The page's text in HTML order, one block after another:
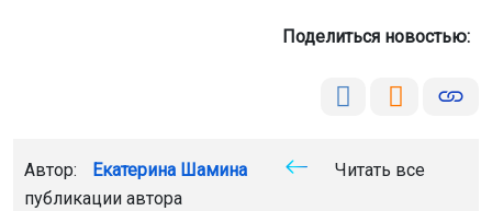
Поделиться новостью:
Автор: Екатерина Шамина
Читать все
публикации автора